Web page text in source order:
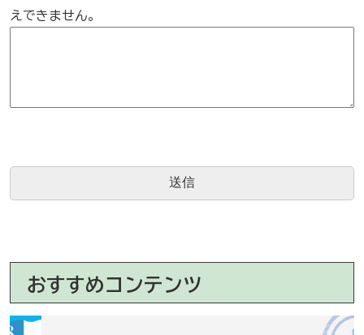
えできません。
おすすめコンテンツ